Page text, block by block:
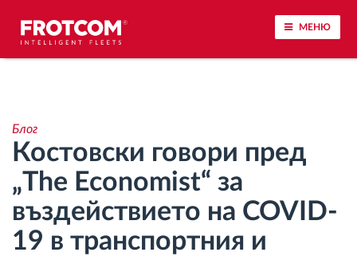
МЕНЮ
Анализ на стила на шофиране
Наблюдение на времената за шофиране
Управление на работната сила
Блог
Костовски говори пред
„The Economist“ за
въздействието на COVID-
19 в транспортния и